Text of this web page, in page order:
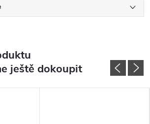
ještě dokoupit